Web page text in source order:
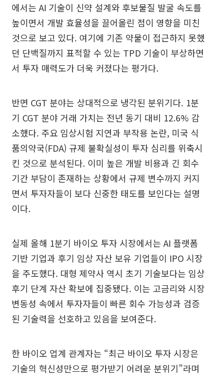
에서는 AI 기술이 신약 설계와 후보물질 발굴 속도를
높이면서 개발 효율성을 끌어올린 점이 영향을 미친
것으로 보고 있다. 여기에 기존 약물이 접근하지 못했
던 단백질까지 표적할 수 있는 TPD 기술이 부상하면
서 투자 매력도가 더욱 커졌다는 평가다.
반면 CGT 분야는 상대적으로 냉각된 분위기다. 1분
기 CGT 분야 거래 가치는 전년 동기 대비 12.6% 감
소했다. 주요 임상시험 지연과 부작용 논란, 미국 식
품의약국(FDA) 규제 불확실성이 투자 심리를 위축시
킨 것으로 분석된다. 이미 높은 개발 비용과 긴 회수
기간 부담이 존재하는 상황에서 규제 변수까지 커지
면서 투자자들이 보다 신중한 태도를 보인다는 설명
이다.
실제 올해 1분기 바이오 투자 시장에서는 AI 플랫폼
기반 기업과 후기 임상 자산 보유 기업들이 IPO 시장
을 주도했다. 대형 제약사 역시 초기 기술보다는 임상
후기 단계 자산 확보에 집중됐다. 이는 고금리와 시장
변동성 속에서 투자자들이 빠른 회수 가능성과 검증
된 기술력을 선호하고 있음을 보여준다.
한 바이오 업계 관계자는 “최근 바이오 투자 시장은
기술의 혁신성만으로 평가받기 어려운 분위기”라며